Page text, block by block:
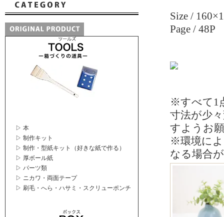
▷ 本
▷ 制作キット
▷ 制作・型紙キット（好きな紙で作る）
▷ 厚ボール紙
▷ パーツ類
▷ ニカワ・両面テープ
▷ 刷毛・へら・ハサミ・スクリューポンチ
Size /
Page / 48P
※すべて1
寸法が少
すようお
※環境によ
なる場合